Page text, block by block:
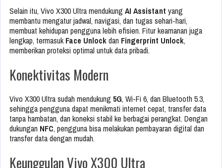
Selain itu, Vivo X300 Ultra mendukung AI Assistant yang
membantu mengatur jadwal, navigasi, dan tugas sehari-hari,
membuat kehidupan pengguna lebih efisien. Fitur keamanan juga
lengkap, termasukFace Unlockdan Fingerprint Unlock,
memberikan proteksi optimal untuk data pribadi.
Konektivitas Modern
Vivo X300 Ultra sudah mendukung 5G, Wi-Fi 6, dan Bluetooth 5.3,
sehingga pengguna dapat menikmati internet cepat, transfer data
tanpa hambatan, dan koneksi stabil ke berbagai perangkat. Dengan
dukungan NFC, pengguna bisa melakukan pembayaran digital dan
transfer data dengan mudah.
Keunggulan Vivo X300 Ultra